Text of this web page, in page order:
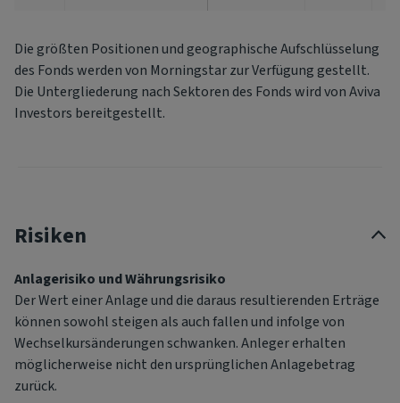
Die größten Positionen und geographische Aufschlüsselung
des Fonds werden von Morningstar zur Verfügung gestellt.
Die Untergliederung nach Sektoren des Fonds wird von Aviva
Investors bereitgestellt.
Risiken
Anlagerisiko und Währungsrisiko
Der Wert einer Anlage und die daraus resultierenden Erträge
können sowohl steigen als auch fallen und infolge von
Wechselkursänderungen schwanken. Anleger erhalten
möglicherweise nicht den ursprünglichen Anlagebetrag
zurück.